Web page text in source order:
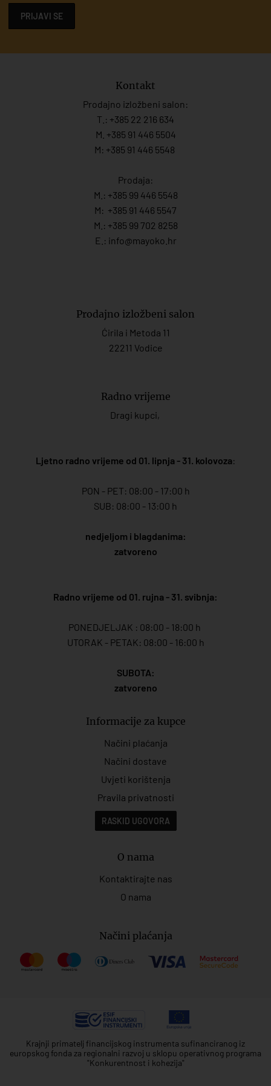
PRIJAVI SE
Kontakt
Prodajno izložbeni salon:
T.: +385 22 216 634
M. +385 91 446 5504
M: +385 91 446 5548
Prodaja:
M.: +385 99 446 5548
M: +385 91 446 5547
M.: +385 99 702 8258
E.: info@mayoko. hr
Prodajno izložbeni salon
Ćirila i Metoda 11
22211 Vodice
Radno vrijeme
Dragi kupci,
Ljetno radno vrijeme od 01. lipnja - 31. kolovoza:
PON - PET: 08:00 - 17:00 h
SUB: 08:00 - 13:00 h
nedjeljom i blagdanima:
zatvoreno
Radno vrijeme od 01. rujna - 31. svibnja:
PONEDJELJAK : 08:00 - 18:00 h
UTORAK - PETAK: 08:00 - 16:00 h
SUBOTA:
zatvoreno
Informacije za kupce
Načini plaćanja
Načini dostave
Uvjeti korištenja
Pravila privatnosti
RASKID UGOVORA
O nama
Kontaktirajte nas
O nama
Načini plaćanja
Krajnji primatelj financijskog instrumenta sufinanciranog iz
europskog fonda za regionalni razvoj u sklopu operativnog programa
"Konkurentnost i kohezija"